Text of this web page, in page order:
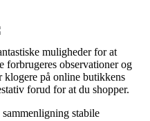
muligheder for at
forbrugeres observationer og
på online butikkens
forud for at du shopper.
stabile